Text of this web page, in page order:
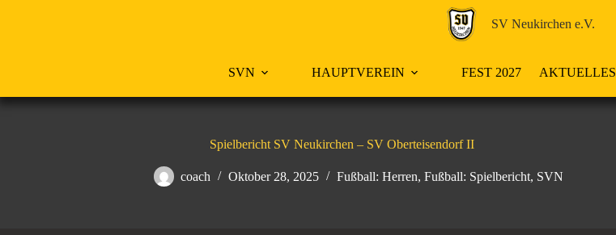
SV Neukirchen e.V.
SVN HAUPTVEREIN FEST 2027 AKTUELLES
Spielbericht SV Neukirchen – SV Oberteisendorf II
coach Oktober 28, 2025 Fußball: Herren, Fußball: Spielbericht, SVN